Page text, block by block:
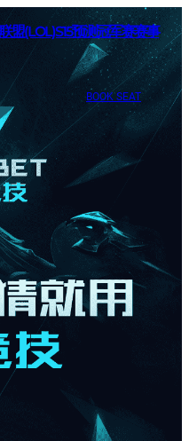
盟(LOL)S15预测冠军赛赛事
BOOK SEAT